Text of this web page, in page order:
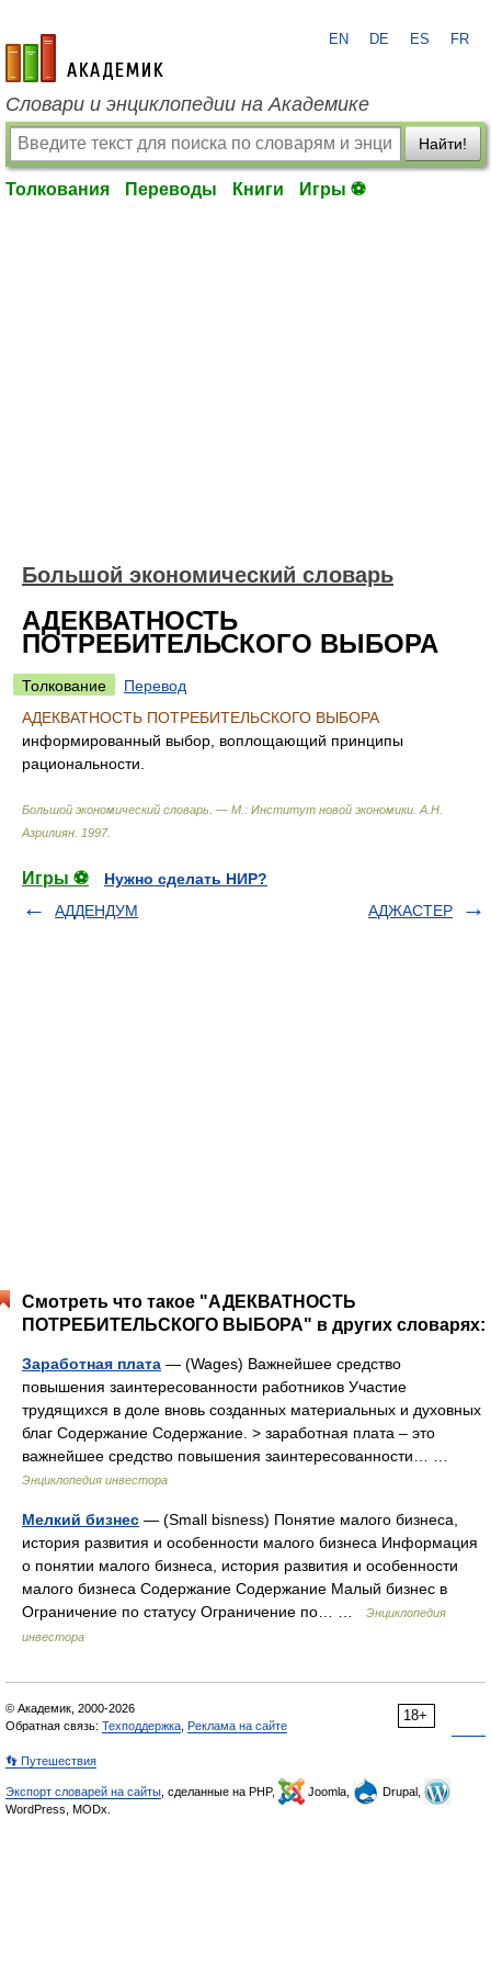
academic.ru
EN DE ES FR
Словари и энциклопедии на Академике
Найти!
Толкования Переводы Книги Игры ⚽
Большой экономический словарь
АДЕКВАТНОСТЬ
ПОТРЕБИТЕЛЬСКОГО ВЫБОРА
Толкование
Перевод
АДЕКВАТНОСТЬ ПОТРЕБИТЕЛЬСКОГО ВЫБОРА
информированный выбор, воплощающий принципы
рациональности.
Большой экономический словарь. — М.: Институт новой экономики А.Н.
Азрилиян 1997.
Игры ⚽
Нужно сделать НИР?
АДДЕНДУМ
АДЖАСТЕР
Смотреть что такое "АДЕКВАТНОСТЬ
ПОТРЕБИТЕЛЬСКОГО ВЫБОРА" в других словарях:
Заработная плата — (Wages) Важнейшее средство
повышения заинтересованности работников Участие
трудящихся в доле вновь созданных материальных и духовных
благ Содержание Содержание. > заработная плата – это
важнейшее средство повышения заинтересованности… …
Энциклопедия инвестора
Мелкий бизнес — (Small bisness) Понятие малого бизнеса,
история развития и особенности малого бизнеса Информация
о понятии малого бизнеса, история развития и особенности
малого бизнеса Содержание Содержание Малый бизнес в
Ограничение по статусу Ограничение по… …
Энциклопедия
инвестора
18+
© Академик, 2000-2026
Обратная связь: Техподдержка Реклама на сайте
👣 Путешествия
Экспорт словарей на сайты , сделанные на PHP, Joomla,
Drupal,
WordPress, MODx.